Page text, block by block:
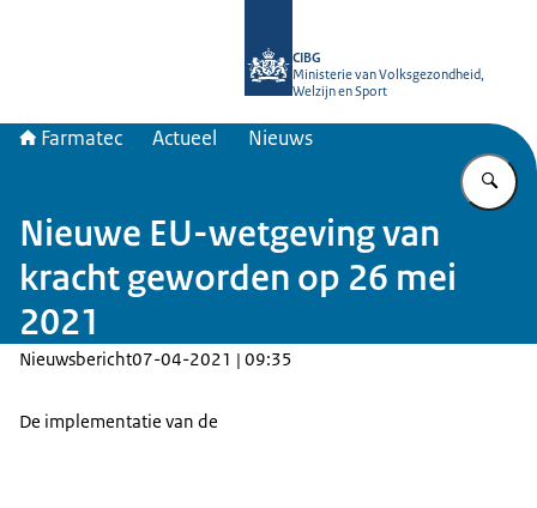
CIBG
Ministerie van Volksgezondheid,
Welzijn en Sport
Farmatec Actueel Nieuws
Nieuwe EU-wetgeving van
kracht geworden op 26 mei
2021
Nieuwsbericht07-04-2021 | 09:35
De implementatie van de